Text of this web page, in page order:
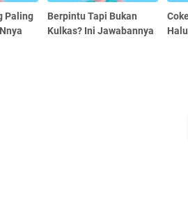
Paling
Berpintu Tapi Bukan
Kulkas? Ini Jawabannya